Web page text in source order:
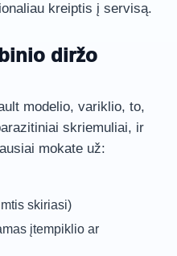
kreiptis į servisą.
diržo
modelio, variklio, to,
skriemuliai, ir
mokate už:
skiriasi)
įtempiklio ar